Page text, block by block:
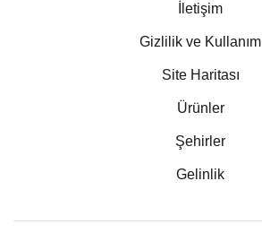
İletişim
Gizlilik ve Kullanım
Site Haritası
Ürünler
Şehirler
Gelinlik